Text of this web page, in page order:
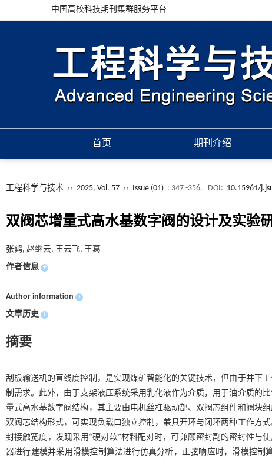
中国高校科技期刊集群服务平台
首页 期刊介绍
工程科学与技术 ›› 2025, Vol. 57 ›› Issue (01) : 347 -356. DOI: 10.15961/
双阀芯增量式高水基数字阀的设计及实验
张鹤, 赵继云, 王云飞, 王葛
作者信息 +
Author information +
文章历史 +
摘要
刮板输送机的直线度控制，是实现煤矿智能化的关键技术，但由于井下
制需求。此外，由于支架液压系统采用乳化液作为介质，用于油介质的
量式高水基数字阀结构，其主要由电机丝杠驱动部、双阀芯组件和阀块
双阀芯结构形式，可实现负载口独立控制，兼具开环与闭环两种工作方
封接触宽度，发现采用“硬对软”材料配对时，可兼顾密封副的密封性与
器进行建模并采用滑模控制算法进行仿真分析，正弦响应时，滑模控制